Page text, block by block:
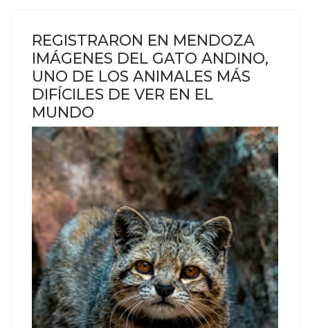
REGISTRARON EN MENDOZA
IMÁGENES DEL GATO ANDINO,
UNO DE LOS ANIMALES MÁS
DIFÍCILES DE VER EN EL
MUNDO